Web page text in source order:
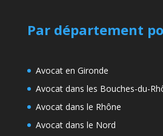
Par département
Avocat en Gironde
Avocat dans les Bouches-du-
Avocat dans le Rhône
Avocat dans le Nord